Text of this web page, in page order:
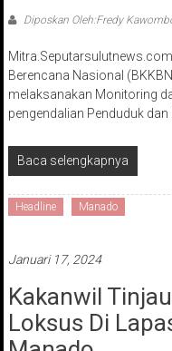
Diposkan Oleh:Fredy
Berencana Nasional
melaksanakan Monitoring
pengendalian Penduduk
Baca selengkapnya
Headline Manado
Januari 17, 2024
Kakanwil
Loksus Di